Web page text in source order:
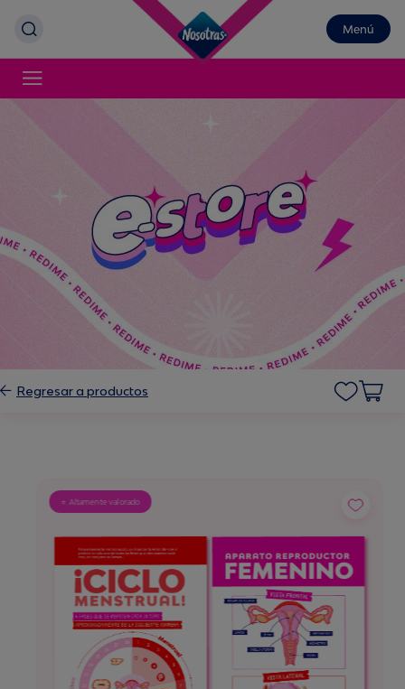
Menú
Regresar a productos
⭐ Altamente valorado